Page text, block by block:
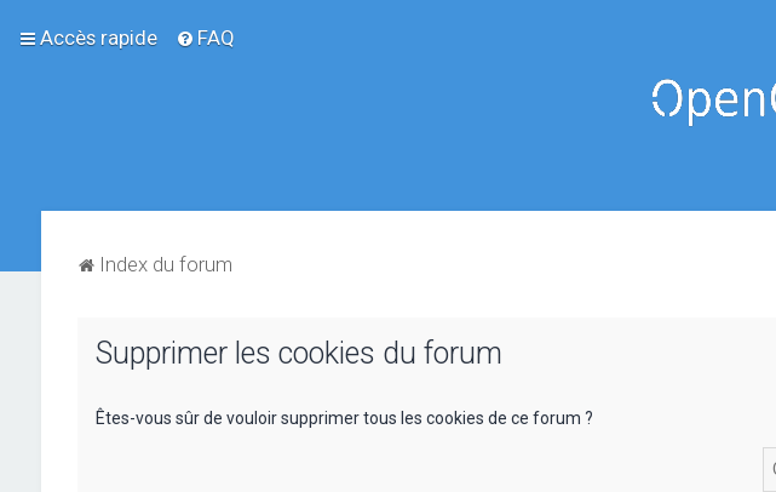
Accès rapide FAQ
Index du forum
Supprimer les cookies du forum
Êtes-vous sûr de vouloir supprimer tous les cookies de ce forum ?